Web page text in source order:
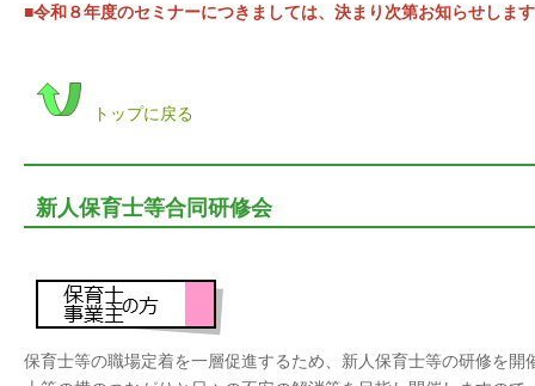
■令和８年度のセミナーにつきましては、決まり次第お知らせしま
トップに戻る
新人保育士等合同研修会
保育士等の職場定着を一層促進するため、新人保育士等の研修を